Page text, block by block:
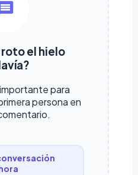
roto el hielo
para
persona en